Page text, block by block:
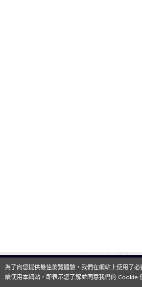
QooApp Limited ©
為了向您提供最佳瀏覽體驗，我們在網站上使用了
續使用本網站，即表示您了解並同意我們的 Cookie